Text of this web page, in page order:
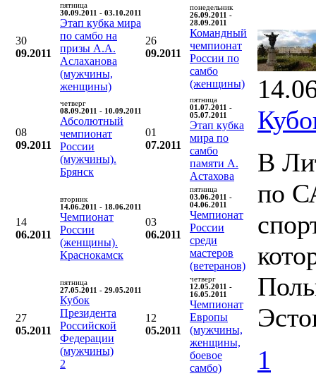
30
09.2011
пятница
30.09.2011 - 03.10.2011
Этап кубка мира
по самбо на
призы А.А.
Аслаханова
(мужчины,
женщины)
26
09.2011
понедельник
26.09.2011 -
28.09.2011
Командный
чемпионат
России по
самбо
(женщины)
08
09.2011
четверг
08.09.2011 - 10.09.2011
Абсолютный
чемпионат
России
(мужчины).
Брянск
01
07.2011
пятница
01.07.2011 -
05.07.2011
Этап кубка
мира по
самбо
памяти А.
Астахова
14
06.2011
вторник
14.06.2011 - 18.06.2011
Чемпионат
России
(женщины).
Краснокамск
03
06.2011
пятница
03.06.2011 -
04.06.2011
Чемпионат
России
среди
мастеров
(ветеранов)
27
05.2011
пятница
27.05.2011 - 29.05.2011
Кубок
Президента
Российской
Федерации
(мужчины)
2
12
05.2011
четверг
12.05.2011 -
16.05.2011
Чемпионат
Европы
(мужчины,
женщины,
боевое
самбо)
В
по
1